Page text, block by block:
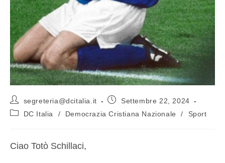
segreteria@dcitalia.it
Settembre 22, 2024
DC Italia
/ Democrazia Cristiana Nazionale / Sport
Ciao Totò Schillaci,